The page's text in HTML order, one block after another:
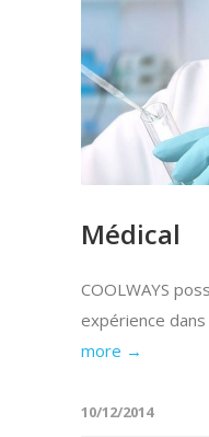
Médical
COOLWAYS
expérience dans
more →
10/12/2014